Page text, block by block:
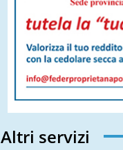
Altri servizi